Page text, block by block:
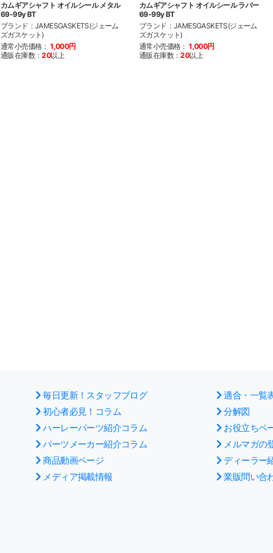
カムギアシャフト オイルシール メタル
69-99y BT
ブランド：JAMESGASKETS(ジェーム
ズガスケット)
通常小売価格： 1,000円
通販在庫数：20以上
カムギアシャフト オイルシール ラバー
69-99y BT
ブランド：JAMESGASKETS(ジェーム
ズガスケット)
通常小売価格： 1,000円
通販在庫数：20以上
毎日更新！スタッフブログ
初心者必見！コラム
ハーレーパーツ紹介コラム
パーツメーカー紹介コラム
商品動画ページ
メディア掲載情報
適合・一覧
分解図
お役立ちペ
メルマガの
ディーラー
業販問い合